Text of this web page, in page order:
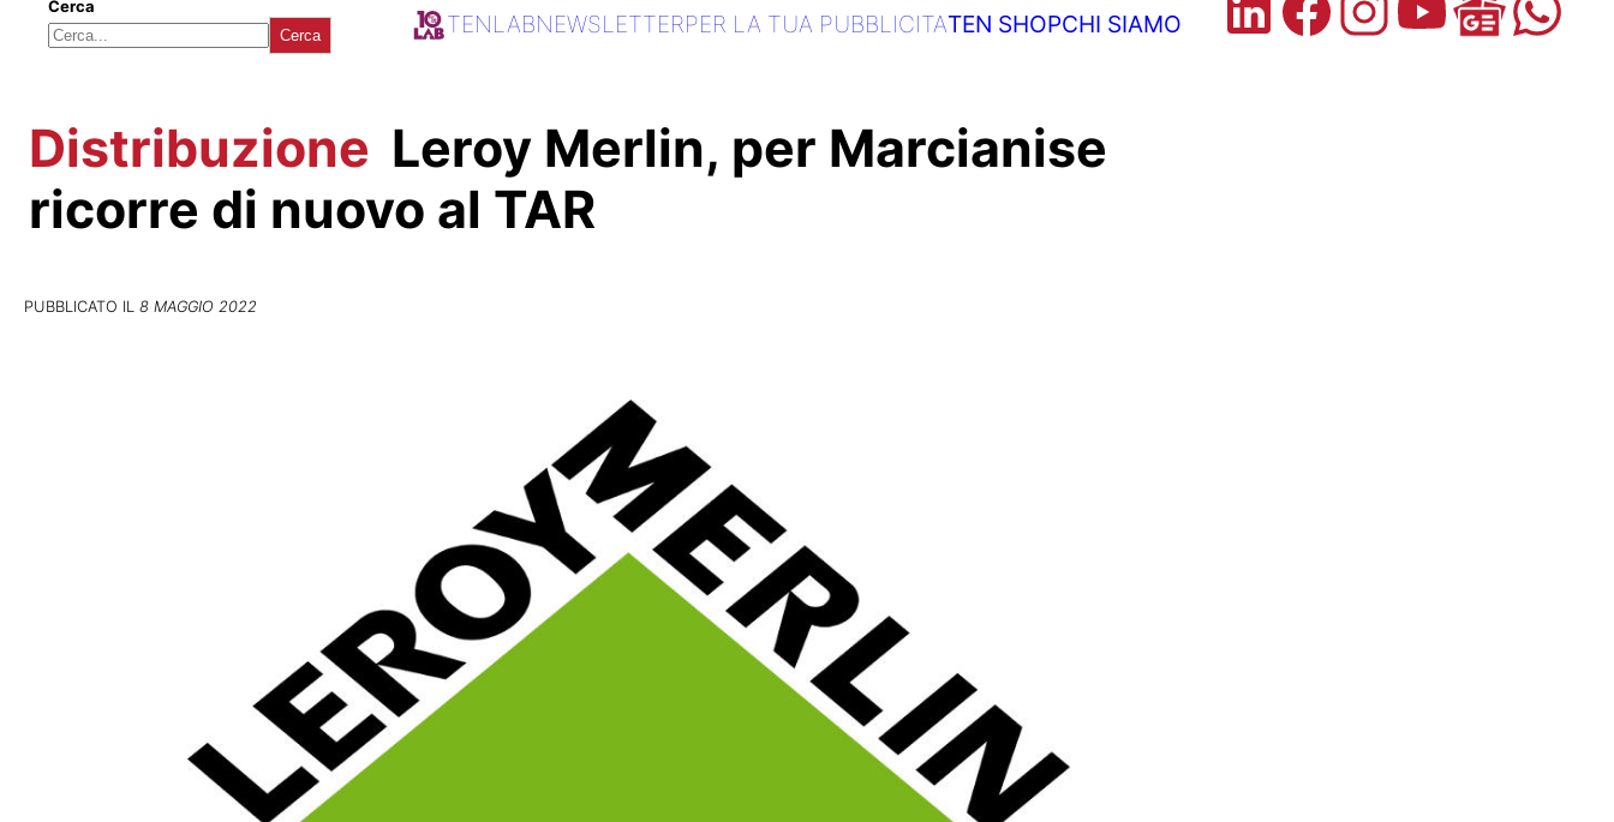
Cerca
Cerca TENLABNEWSLETTERPER LA TUA PUBBLICITATEN SHOPCHI SIAMO
Distribuzione Leroy Merlin, per Marcianise
ricorre di nuovo al TAR
PUBBLICATO IL 8 MAGGIO 2022